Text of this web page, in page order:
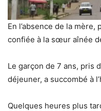
En l’absence de la
confiée à la sœur aînée
Le garçon de 7 ans, pris
déjeuner, a succombé à
Quelques heures plus